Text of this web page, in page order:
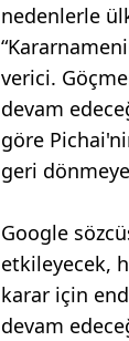
nedenlerle
verici.
devam
göre
geri
Google
etkileyecek,
karar için
devam